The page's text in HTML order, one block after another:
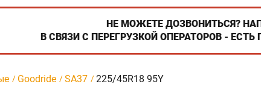
НЕ МОЖЕТЕ ДОЗВОНИТЬСЯ?
В СВЯЗИ С ПЕРЕГРУЗКОЙ ОПЕРАТОРОВ -
Goodride SA37
225/45R18 95Y